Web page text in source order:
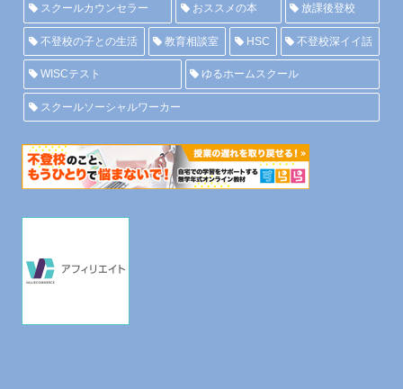
スクールカウンセラー おススメの本 放課後登校
不登校の子との生活 教育相談室 HSC 不登校深イイ話
WISCテスト ゆるホームスクール
スクールソーシャルワーカー